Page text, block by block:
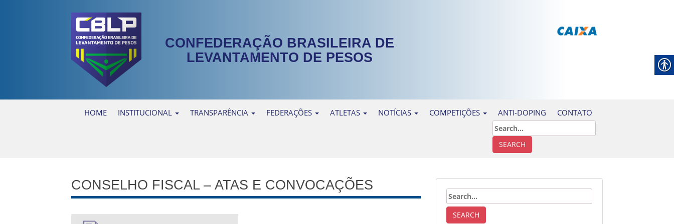
CONFEDERAÇÃO BRASILEIRA DE
LEVANTAMENTO DE PESOS
HOME INSTITUCIONAL TRANSPARÊNCIA FEDERAÇÕES ATLETAS NOTÍCIAS COMPETIÇÕES ANTI-DOPING CONTATO
CONSELHO FISCAL – ATAS E CONVOCAÇÕES